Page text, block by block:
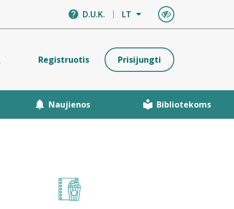
D.U.K. LT
Registruotis Prisijungti
Naujienos Bibliotekoms